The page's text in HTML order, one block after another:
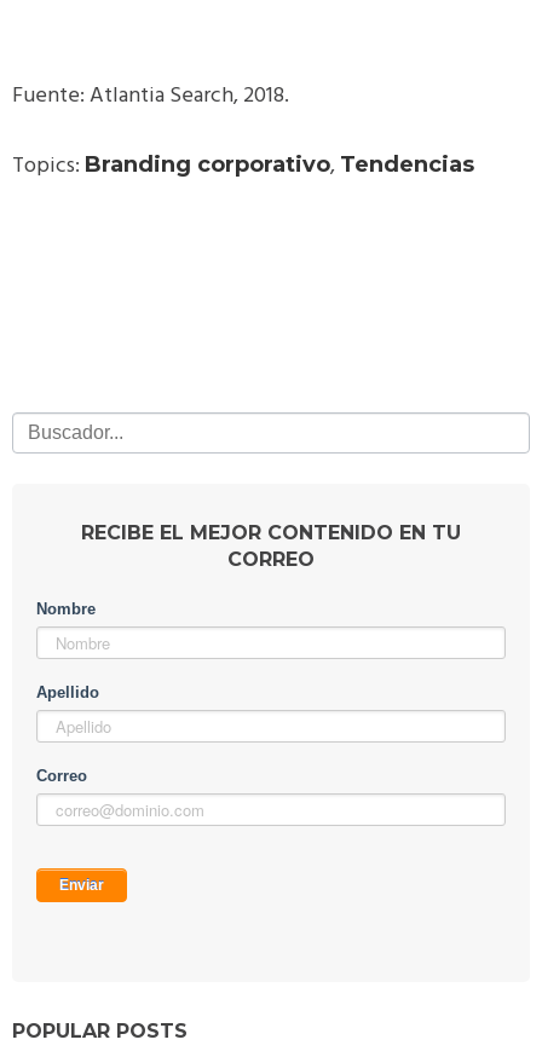
Fuente: Atlantia Search, 2018.
Topics: Branding corporativo, Tendencias
RECIBE EL MEJOR CONTENIDO EN TU
CORREO
POPULAR POSTS